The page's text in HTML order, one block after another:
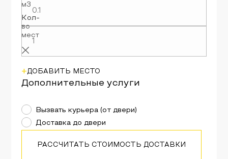
м3
Кол-
во
мест
+ДОБАВИТЬ МЕСТО
Дополнительные услуги
Вызвать курьера (от двери)
Доставка до двери
РАССЧИТАТЬ СТОИМОСТЬ ДОСТАВКИ